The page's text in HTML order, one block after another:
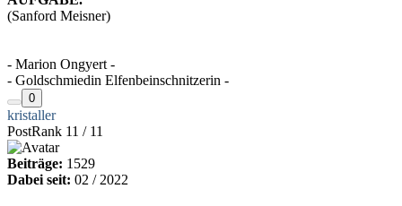
(Sanford Meisner)
- Marion Ongyert -
- Goldschmiedin Elfenbeinschnitzerin -
0
kristaller
PostRank 11 / 11
Beiträge: 1529
Dabei seit: 02 / 2022